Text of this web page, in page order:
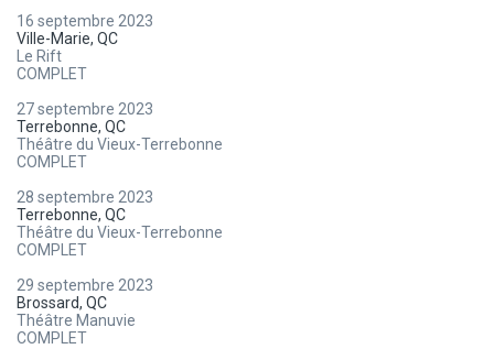
16 septembre 2023
Ville-Marie, QC
Le Rift
COMPLET
27 septembre 2023
Terrebonne, QC
Théâtre du Vieux-Terrebonne
COMPLET
28 septembre 2023
Terrebonne, QC
Théâtre du Vieux-Terrebonne
COMPLET
29 septembre 2023
Brossard, QC
Théâtre Manuvie
COMPLET